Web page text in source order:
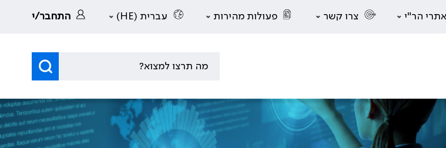
אתרי הר"י צרו קשר פעולות מהירות עברית (HE) התחבר/י